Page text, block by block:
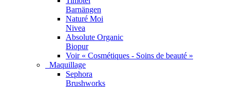
Barnängen
Naturé Moi
Nivea
Absolute Organic
Biopur
Voir « Cosmétiques - Soins de beauté »
Maquillage
Sephora
Brushworks